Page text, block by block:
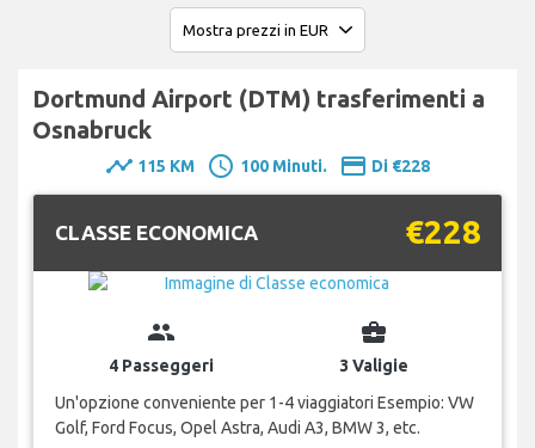
Dortmund Airport (DTM) trasferimenti a
Osnabruck
timeline 115 KM schedule 100 Minuti. payment Di €228
CLASSE ECONOMICA €228
group
4 Passeggeri
business_center
3 Valigie
Un'opzione conveniente per 1-4 viaggiatori Esempio: VW
Golf, Ford Focus, Opel Astra, Audi A3, BMW 3, etc.